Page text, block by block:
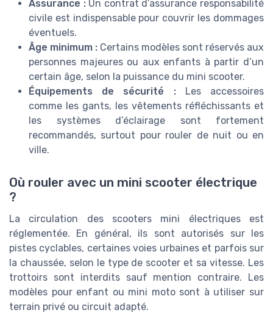
Assurance :Un contrat d’assurance responsabilité
civile est indispensable pour couvrir les dommages
éventuels.
Âge minimum : Certains modèles sont réservés aux
personnes majeures ou aux enfants à partir d’un
certain âge, selon la puissance du mini scooter.
Équipements de sécurité :Les accessoires
comme les gants, les vêtements réfléchissants et
les systèmes d’éclairage sont fortement
recommandés, surtout pour rouler de nuit ou en
ville.
Où rouler avec un mini scooter électrique
?
La circulation des scooters mini électriques est
réglementée. En général, ils sont autorisés sur les
pistes cyclables, certaines voies urbaines et parfois sur
la chaussée, selon le type de scooter et sa vitesse. Les
trottoirs sont interdits sauf mention contraire. Les
modèles pour enfant ou mini moto sont à utiliser sur
terrain privé ou circuit adapté.